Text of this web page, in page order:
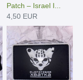
Patch – Israel I...
4,50 EUR